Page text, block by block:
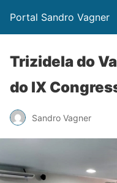
Portal Sandro Vagner
Trizidela do
do IX
Sandro Vagner